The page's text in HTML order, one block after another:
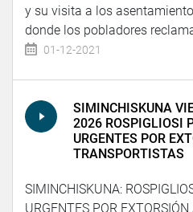
y su visita a los
donde los pobladores
01-12-2021
SIMINCHISKUNA
2026 ROSPIGLIOSI
URGENTES POR
TRANSPORTISTAS
SIMINCHISKUNA:
URGENTES POR